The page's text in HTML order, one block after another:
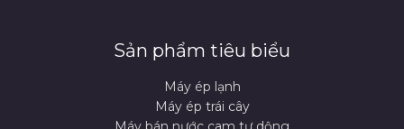
Sản phẩm tiêu biểu
Máy ép lạnh
Máy ép trái cây